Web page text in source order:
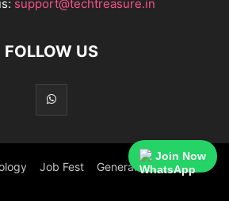
support@techtreasure.in
FOLLOW US
Job Fest General
Join Now